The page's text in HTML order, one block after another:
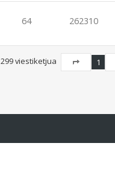
64 262310
299 viestiketjua
Sivu1
1